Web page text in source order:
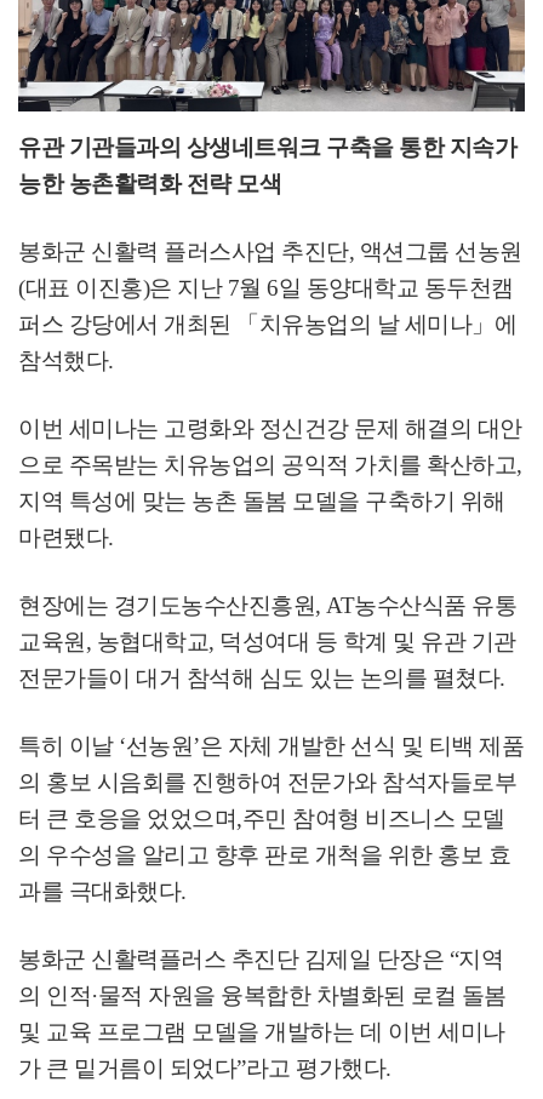
유관 기관들과의 상생네트워크 구축을 통한 지속가
능한 농촌활력화 전략 모색
봉화군 신활력 플러스사업 추진단, 액션그룹 선농원
(대표 이진홍)은 지난 7월 6일 동양대학교 동두천캠
퍼스 강당에서 개최된
「 치유농업의 날 세미나」 에
참석했다.
이번 세미나는 고령화와 정신건강 문제 해결의 대안
으로 주목받는 치유농업의 공익적 가치를 확산하고,
지역 특성에 맞는 농촌 돌봄 모델을 구축하기 위해
마련됐다.
현장에는 경기도농수산진흥원, AT농수산식품 유통
교육원, 농협대학교, 덕성여대 등 학계 및 유관 기관
전문가들이 대거 참석해 심도 있는 논의를 펼쳤다.
특히 이날 ‘선농원’은 자체 개발한 선식 및 티백 제품
의 홍보 시음회를 진행하여 전문가와 참석자들로부
터 큰 호응을 었었으며,주민 참여형 비즈니스 모델
의 우수성을 알리고 향후 판로 개척을 위한 홍보 효
과를 극대화했다.
봉화군 신활력플러스 추진단 김제일 단장은 “지역
의 인적·물적 자원을 융복합한 차별화된 로컬 돌봄
및 교육 프로그램 모델을 개발하는 데 이번 세미나
가 큰 밑거름이 되었다”라고 평가했다.